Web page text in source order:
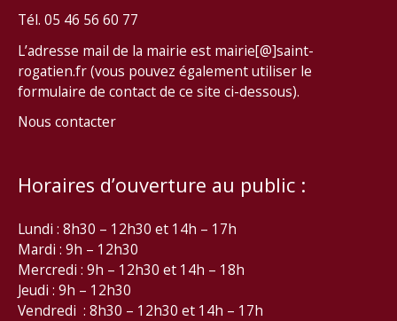
Tél. 05 46 56 60 77
L’adresse mail de la mairie est mairie[@]saint-
rogatien.fr (vous pouvez également utiliser le
formulaire de contact de ce site ci-dessous).
Nous contacter
Horaires d’ouverture au public :
Lundi : 8h30 – 12h30 et 14h – 17h
Mardi : 9h – 12h30
Mercredi : 9h – 12h30 et 14h – 18h
Jeudi : 9h – 12h30
Vendredi : 8h30 – 12h30 et 14h – 17h